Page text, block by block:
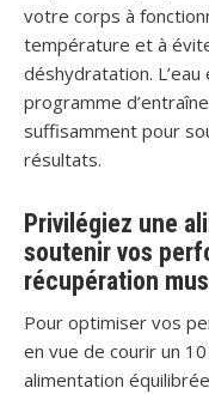
votre corps à
température et à
déshydratation.
programme
suffisamment pour
résultats.
Privilégiez une
soutenir vos
récupération
Pour optimiser vos
en vue de courir un
alimentation